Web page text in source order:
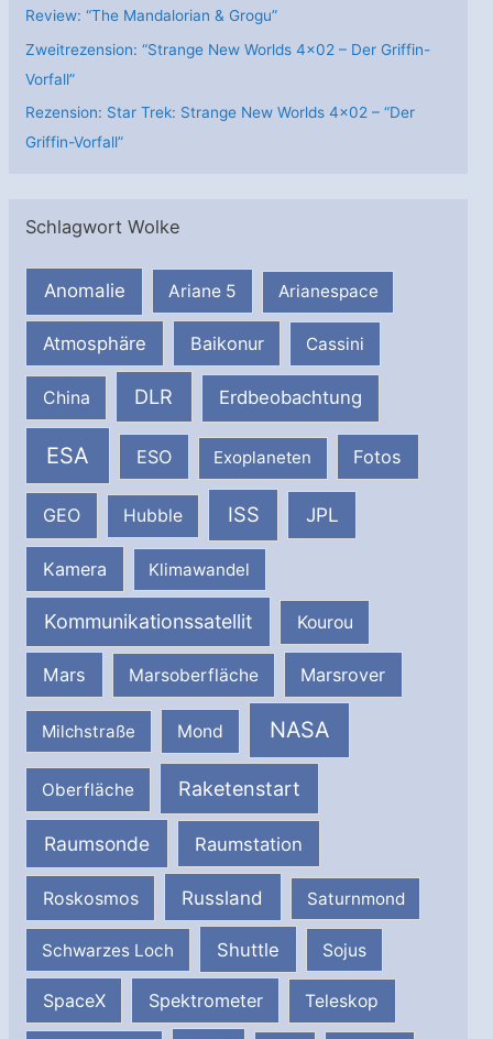
Review: “The Mandalorian & Grogu”
Zweitrezension: “Strange New Worlds 4×02 – Der Griffin-
Vorfall”
Rezension: Star Trek: Strange New Worlds 4×02 – “Der
Griffin-Vorfall”
Schlagwort Wolke
Anomalie Ariane 5 Arianespace
Atmosphäre Baikonur Cassini
China DLR Erdbeobachtung
ESA ESO Exoplaneten Fotos
GEO Hubble ISS JPL
Kamera Klimawandel
Kommunikationssatellit Kourou
Mars Marsoberfläche Marsrover
Milchstraße Mond NASA
Oberfläche Raketenstart
Raumsonde Raumstation
Roskosmos Russland Saturnmond
Schwarzes Loch Shuttle Sojus
SpaceX Spektrometer Teleskop